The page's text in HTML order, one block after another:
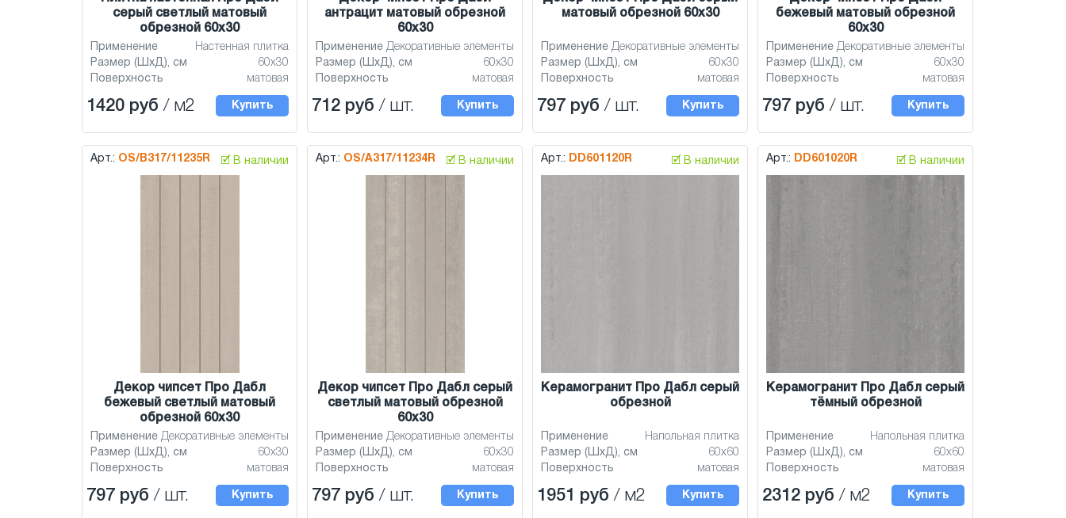
серый светлый матовый
обрезной 60x30
Применение
Настенная плитка
Размер (ШхД), см
60x30
Поверхность
матовая
1420 руб / м2 Купить
антрацит матовый обрезной
60x30
Применение Декоративные элементы
Размер (ШхД), см
60x30
Поверхность
матовая
712 руб / шт. Купить
матовый обрезной 60x30
Применение Декоративные элементы
Размер (ШхД), см
60x30
Поверхность
матовая
797 руб / шт. Купить
бежевый матовый обрезной
60x30
Применение Декоративные элементы
Размер (ШхД), см
60x30
Поверхность
матовая
797 руб / шт. Купить
Арт.: OS/B317/11235R 🗹 В наличии
Декор чипсет Про Дабл
бежевый светлый матовый
обрезной 60x30
Применение Декоративные элементы
Размер (ШхД), см
60x30
Поверхность
матовая
797 руб / шт. Купить
Арт.: OS/A317/11234R 🗹 В наличии
Декор чипсет Про Дабл серый
светлый матовый обрезной
60x30
Применение Декоративные элементы
Размер (ШхД), см
60x30
Поверхность
матовая
797 руб / шт. Купить
Арт.: DD601120R 🗹 В наличии
Керамогранит Про Дабл серый
обрезной
Применение
Напольная плитка
Размер (ШхД), см
60x60
Поверхность
матовая
1951 руб / м2 Купить
Арт.: DD601020R 🗹 В наличии
Керамогранит Про Дабл серый
тёмный обрезной
Применение
Напольная плитка
Размер (ШхД), см
60x60
Поверхность
матовая
2312 руб / м2 Купить